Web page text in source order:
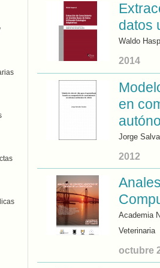
datos
Waldo
2014
en
Jorge
2012
Academia
Veterinaria
octubre